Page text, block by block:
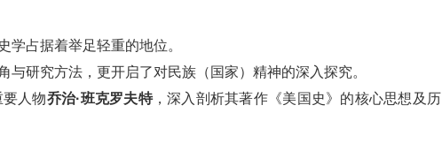
学占据着举足轻重的地位。
研究方法，更开启了对民族（国家）精神的深入探究。
人物乔治·班克罗夫特，深入剖析其著作《美国史》的核心思想及历